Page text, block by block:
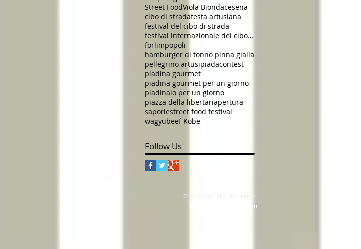
Street FoodViola Biondacesena
cibo di stradafesta artusiana
festival del cibo di strada
festival internazionale del cibo di strada
forlimpopoli
hamburger di tonno pinna gialla
pellegrino artusipiadacontest
piadina gourmet
piadina gourmet per un giorno
piadinaio per un giorno
piazza della libertariapertura
saporiestreet food festival
wagyubeef Kobe
Follow Us
© 2015 by Felix Ristorante
www.felixristorante.com